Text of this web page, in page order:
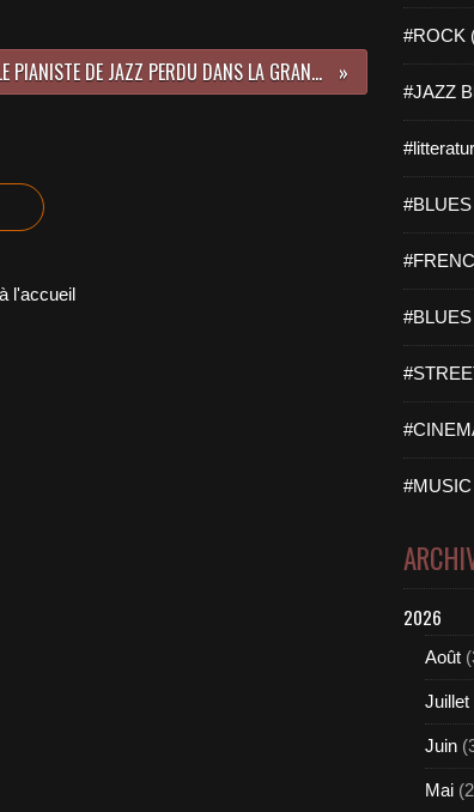
LE PIANISTE DE JAZZ PERDU DANS LA GRANDE VILLE DE BARCELONE
l'accueil
#ROCK
#JAZZ
2026
Août
Juillet
Juin
Mai